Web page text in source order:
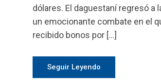
dólares. El daguestaní regresó a
un emocionante combate en el
recibido bonos por […]
Seguir Leyendo